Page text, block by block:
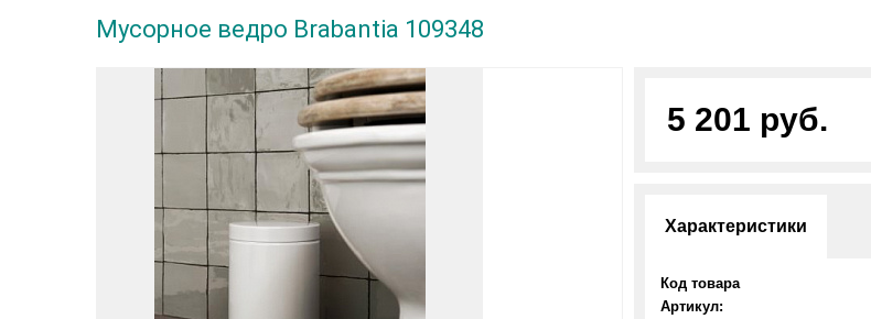
Мусорное ведро Brabantia 109348
5 201 руб.
Характеристики
Код товара
Артикул: